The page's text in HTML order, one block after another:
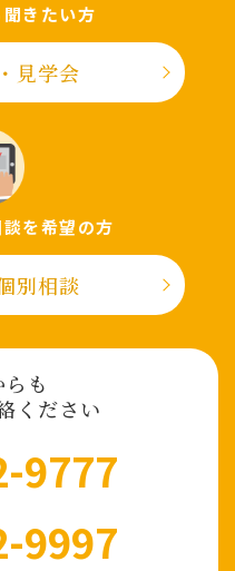
きたい⽅
⾒学会
を希望の⽅
別相談
も
ください
9777
9997